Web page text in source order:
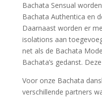
Bachata Sensual
Bachata Authentica en
Daarnaast worden er
isolations aan
net als de Bachata
Bachata’s gedanst.
Voor onze Bachata
verschillende partners